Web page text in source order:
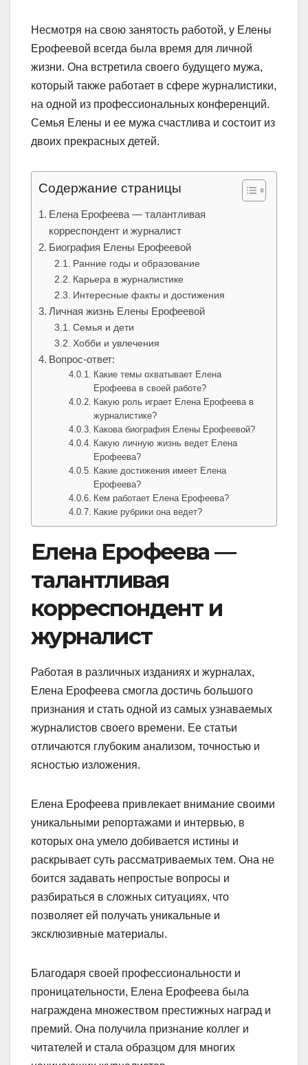
Несмотря на свою занятость работой, у Елены
Ерофеевой всегда была время для личной
жизни. Она встретила своего будущего мужа,
который также работает в сфере журналистики,
на одной из профессиональных конференций.
Семья Елены и ее мужа счастлива и состоит из
двоих прекрасных детей.
Содержание страницы
Елена Ерофеева — талантливая
корреспондент и журналист
Биография Елены Ерофеевой
Ранние годы и образование
Карьера в журналистике
Интересные факты и достижения
Личная жизнь Елены Ерофеевой
Семья и дети
Хобби и увлечения
Вопрос-ответ:
Какие темы охватывает Елена
Ерофеева в своей работе?
Какую роль играет Елена Ерофеева в
журналистике?
Какова биография Елены Ерофеевой?
Какую личную жизнь ведет Елена
Ерофеева?
Какие достижения имеет Елена
Ерофеева?
Кем работает Елена Ерофеева?
Какие рубрики она ведет?
Елена Ерофеева —
талантливая
корреспондент и
журналист
Работая в различных изданиях и журналах,
Елена Ерофеева смогла достичь большого
признания и стать одной из самых узнаваемых
журналистов своего времени. Ее статьи
отличаются глубоким анализом, точностью и
ясностью изложения.
Елена Ерофеева привлекает внимание своими
уникальными репортажами и интервью, в
которых она умело добивается истины и
раскрывает суть рассматриваемых тем. Она не
боится задавать непростые вопросы и
разбираться в сложных ситуациях, что
позволяет ей получать уникальные и
эксклюзивные материалы.
Благодаря своей профессиональности и
проницательности, Елена Ерофеева была
награждена множеством престижных наград и
премий. Она получила признание коллег и
читателей и стала образцом для многих